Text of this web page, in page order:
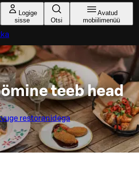
Logige
sisse
Otsi
Avatud
mobiilimenüü
teeb head
restoranidega